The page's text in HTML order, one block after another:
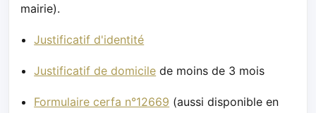
mairie).
Justificatif d'identité
Justificatif de domicile de moins de 3 mois
Formulaire cerfa n°12669 (aussi disponible en